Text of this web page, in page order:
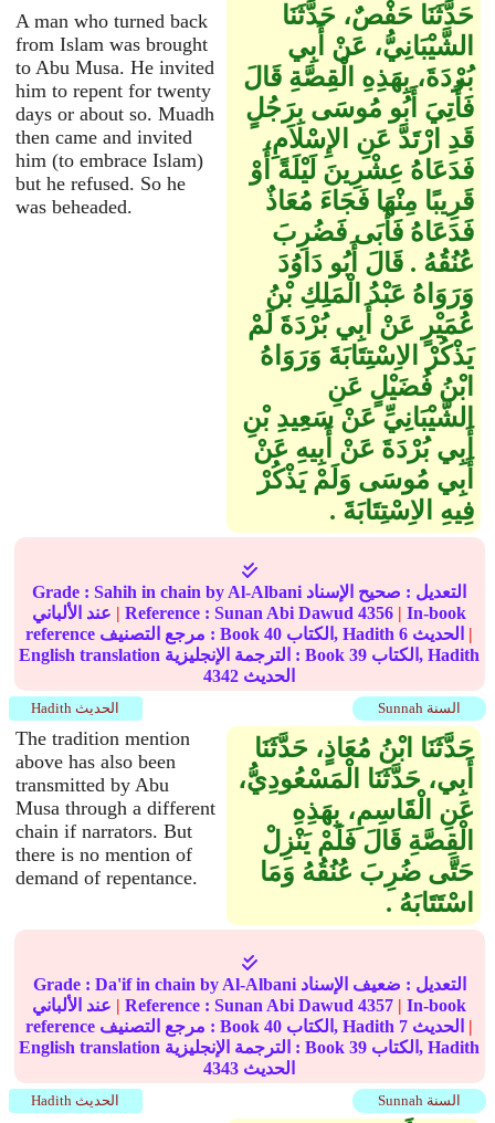
A man who turned back
from Islam was brought
to Abu Musa. He invited
him to repent for twenty
days or about so. Muadh
then came and invited
him (to embrace Islam)
but he refused. So he
was beheaded.
حَدَّثَنَا حَفْصٌ، حَدَّثَنَا
الشَّيْبَانِيُّ، عَنْ أَبِي
بُرْدَةَ، بِهَذِهِ الْقِصَّةِ قَالَ
فَأُتِيَ أَبُو مُوسَى بِرَجُلٍ
قَدِ ارْتَدَّ عَنِ الإِسْلاَمِ،
فَدَعَاهُ عِشْرِينَ لَيْلَةً أَوْ
قَرِيبًا مِنْهَا فَجَاءَ مُعَاذٌ
فَدَعَاهُ فَأَبَى فَضُرِبَ
عُنُقُهُ ‏.‏ قَالَ أَبُو دَاوُدَ
وَرَوَاهُ عَبْدُ الْمَلِكِ بْنُ
عُمَيْرٍ عَنْ أَبِي بُرْدَةَ لَمْ
يَذْكُرْ الاِسْتِتَابَةَ وَرَوَاهُ
ابْنُ فُضَيْلٍ عَنِ
الشَّيْبَانِيِّ عَنْ سَعِيدِ بْنِ
أَبِي بُرْدَةَ عَنْ أَبِيهِ عَنْ
أَبِي مُوسَى وَلَمْ يَذْكُرْ
فِيهِ الاِسْتِتَابَةَ ‏.‏
Grade :Sahih in chain by Al-Albani التعديل : صحيح الإسناد
| Reference :Sunan Abi Dawud 4356 | In-book
reference مرجع التصنيف : Book40 الكتاب, Hadith6
|
English translation الترجمة الإنجليزية : Book39
الكتاب, Hadith
4342 الحديث
Sunnah السنة Hadith الحديث
The tradition mention
above has also been
transmitted by Abu
Musa through a different
chain if narrators. But
there is no mention of
demand of repentance.
حَدَّثَنَا ابْنُ مُعَاذٍ، حَدَّثَنَا
أَبِي، حَدَّثَنَا الْمَسْعُودِيُّ،
عَنِ الْقَاسِمِ، بِهَذِهِ
الْقِصَّةِ قَالَ فَلَمْ يَنْزِلْ
حَتَّى ضُرِبَ عُنُقُهُ وَمَا
اسْتَتَابَهُ ‏.‏
Grade : Da'if in chain by Al-Albani التعديل : ضعيف الإسناد
| Reference :Sunan Abi Dawud 4357 | In-book
reference مرجع التصنيف : Book40 الكتاب, Hadith 7
|
English translation الترجمة الإنجليزية : Book39
الكتاب, Hadith
4343 الحديث
Sunnah السنة Hadith الحديث